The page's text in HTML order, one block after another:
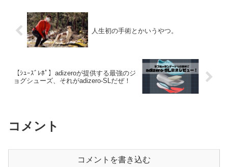
人生初の手術とかいうやつ。
【ｼｭｰｽﾞﾚﾎﾟ】adizeroが提供する最強のジ
ョグシューズ、それがadizero-SLだぜ！
コメント
コメントを書き込む